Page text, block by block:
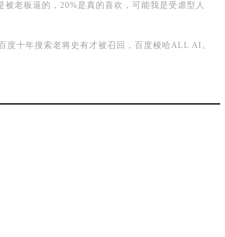
老板逼的，20%是真的喜欢，可能我是受虐型人
度十年搜索老将史有才被召回，百度梭哈ALL AI。